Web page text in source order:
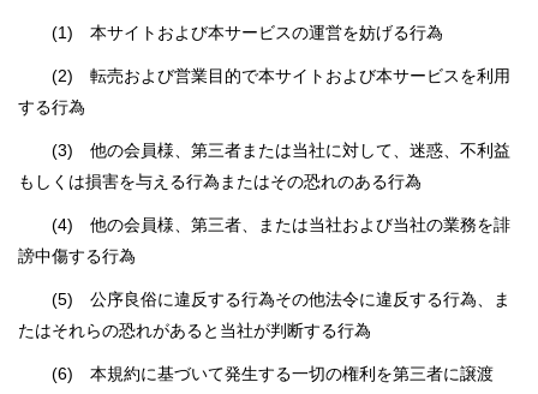
(1) 本サイトおよび本サービスの運営を妨げる行為
(2) 転売および営業目的で本サイトおよび本サービスを利用
する行為
(3) 他の会員様、第三者または当社に対して、迷惑、不利益
もしくは損害を与える行為またはその恐れのある行為
(4) 他の会員様、第三者、または当社および当社の業務を誹
謗中傷する行為
(5) 公序良俗に違反する行為その他法令に違反する行為、ま
たはそれらの恐れがあると当社が判断する行為
(6) 本規約に基づいて発生する一切の権利を第三者に譲渡